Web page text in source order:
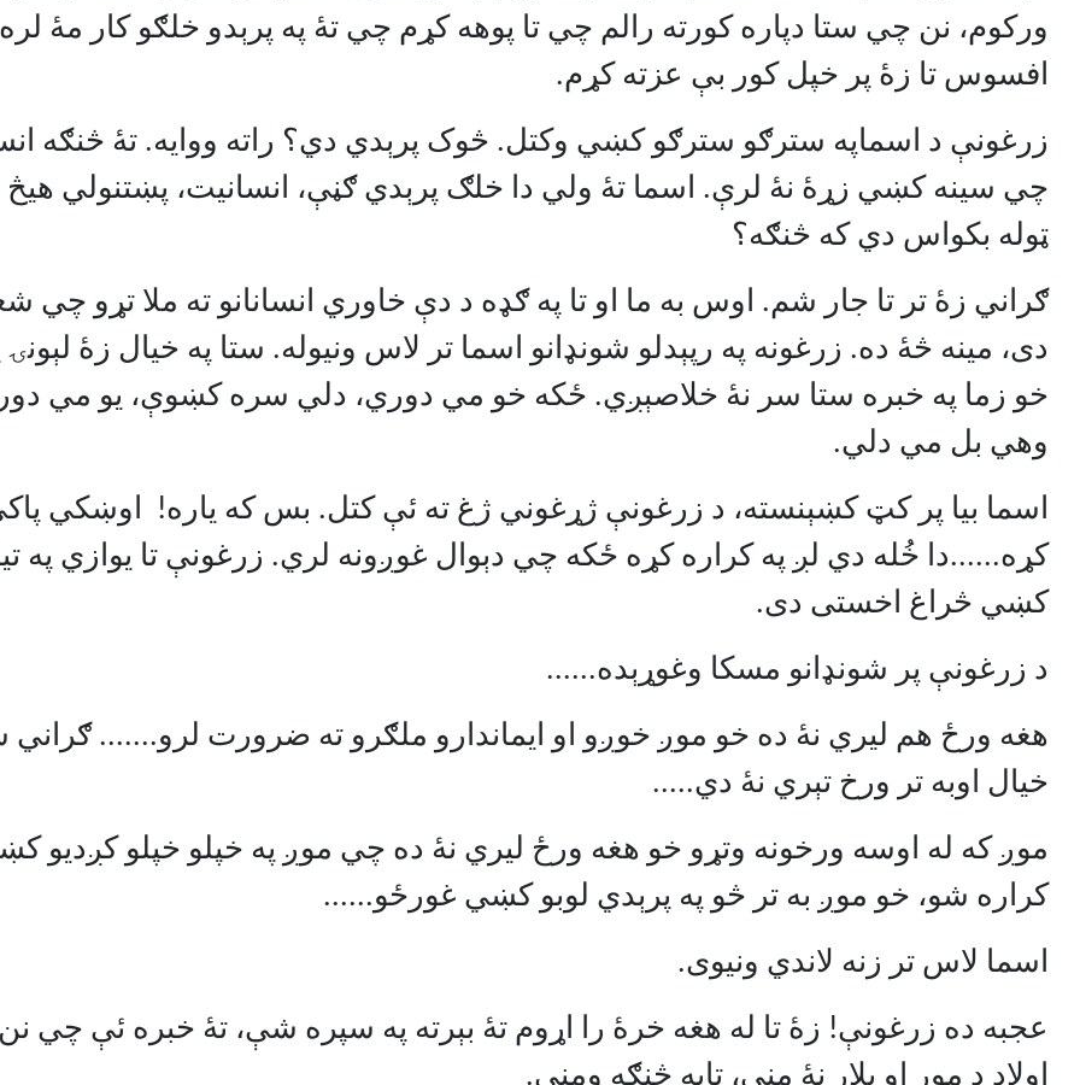
ورکوم، نن چي ستا دپاره کورته رالم چي تا پوهه کړم چي تۀ په پرېدو خلګو کار مۀ
افسوس تا زۀ پر خپل کور بې عزته کړم.
زرغونې د اسماپه سترګو سترګو کښي وکتل. څوک پرېدي دي؟ راته ووايه. تۀ څنګه
چي سينه کښي زړۀ نۀ لرې. اسما تۀ ولي دا خلګ پرېدي ګڼې، انسانيت، پښتنولي هيڅ
ټوله بکواس دي که څنګه؟
ګراني زۀ تر تا جار شم. اوس به ما او تا په ګډه د دې خاوري انسانانو ته ملا تړو چي
دی، مينه څۀ ده. زرغونه په رپېدلو شونډانو اسما تر لاس ونيوله. ستا په خيال زۀ
خو زما په خبره ستا سر نۀ خلاصېږي. ځکه خو مي دوري، دلي سره کښوې، يو مي
وهي بل مي دلي.
اسما بيا پر کټ کښېنسته، د زرغونې ژړغوني ژغ ته ئې کتل. بس که ياره! اوښکي
کړه......دا خُله دي لږ په کراره کړه ځکه چي دېوال غوږونه لري. زرغونې تا يوازي په
کښي څراغ اخستی دی.
د زرغونې پر شونډانو مسکا وغوړېده......
هغه ورځ هم ليري نۀ ده خو موږ خوږو او ايماندارو ملګرو ته ضرورت لرو....... ګراني
خيال اوبه تر ورخ تېري نۀ دي.....
موږ که له اوسه ورخونه وتړو خو هغه ورځ ليري نۀ ده چي موږ په خپلو خپلو کږديو
کراره شو، خو موږ به تر څو په پرېدي لوبو کښي غورځو......
اسما لاس تر زنه لاندي ونيوی.
عجبه ده زرغونې! زۀ تا له هغه خرۀ را اړوم تۀ بېرته په سپره شې، تۀ خبره ئې چي
اولاد د مور او پلار نۀ مني، تابه څنګه ومني.